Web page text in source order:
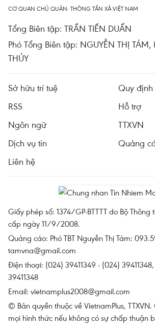
CƠ QUAN CHỦ QUẢN: THÔNG TẤN XÃ VIỆT NAM
Tổng Biên tập: TRẦN TIẾN DUẨN
Phó Tổng Biên tập: NGUYỄN THỊ TÁM,
THỦY
Sở hữu trí tuệ
Quy
RSS
Hỗ trợ
Ngôn ngữ
TTXVN
Dịch vụ tin
Quảng
Liên hệ
Giấy phép số: 1374/GP-BTTTT do Bộ Thông
cấp ngày 11/9/2008.
Quảng cáo: Phó TBT Nguyễn Thị Tám:
tamvna@gmail.com
Điện thoại: (024) 39411349 - (024)
39411348
Email: vietnamplus2008@gmail.com
© Bản quyền thuộc về VietnamPlus,
mọi hình thức nếu không có sự chấp thuận